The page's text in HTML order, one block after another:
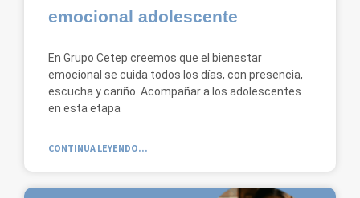
emocional adolescente
En Grupo Cetep creemos que el bienestar
emocional se cuida todos los días, con presencia,
escucha y cariño. Acompañar a los adolescentes
en esta etapa
CONTINUA LEYENDO...